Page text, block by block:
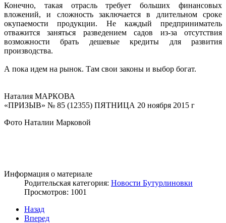
Конечно, такая отрасль требует больших финансовых
вложений, и сложность заключается в длительном сроке
окупаемости продукции. Не каждый предприниматель
отважится заняться разведением садов из-за отсутствия
возможности брать дешевые кредиты для развития
производства.
А пока идем на рынок. Там свои законы и выбор богат.
Наталия МАРКОВА
«ПРИЗЫВ» № 85 (12355) ПЯТНИЦА 20 ноября 2015 г
Фото Наталии Марковой
Информация о материале
Родительская категория: Новости Бутурлиновки
Просмотров: 1001
Назад
Вперед